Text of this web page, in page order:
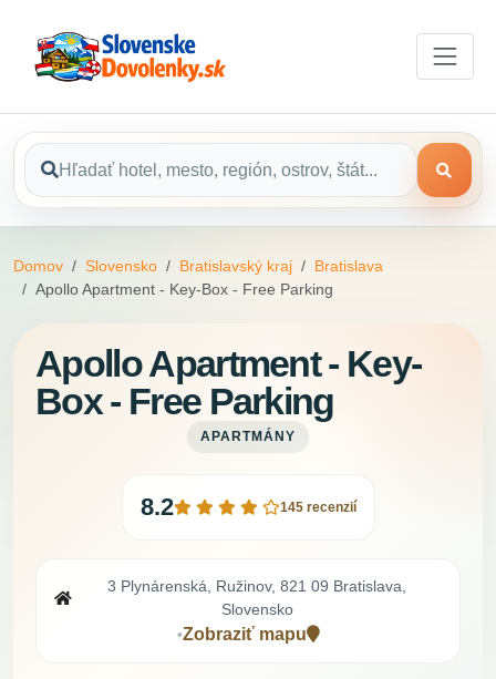
Domov Slovensko Bratislavský kraj
Bratislava
Apollo Apartment - Key-Box - Free Parking
Apollo Apartment - Key-
Box - Free Parking
APARTMÁNY
8.2 145 recenzií
3 Plynárenská, Ružinov, 821 09 Bratislava,
Slovensko
•Zobraziť mapu